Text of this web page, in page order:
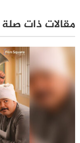
مقالات ذات صلة